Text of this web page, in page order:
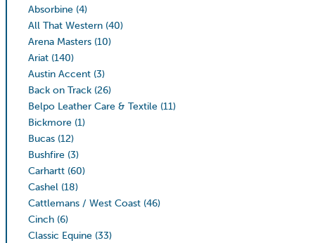
Absorbine (4)
All That Western (40)
Arena Masters (10)
Ariat (140)
Austin Accent (3)
Back on Track (26)
Belpo Leather Care & Textile (11)
Bickmore (1)
Bucas (12)
Bushfire (3)
Carhartt (60)
Cashel (18)
Cattlemans / West Coast (46)
Cinch (6)
Classic Equine (33)